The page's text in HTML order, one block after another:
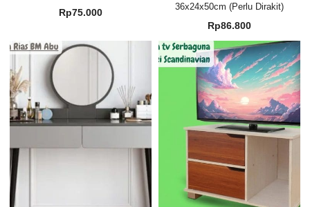
Rp75.000
36x24x50cm (Perlu Dirakit)
Rp86.800